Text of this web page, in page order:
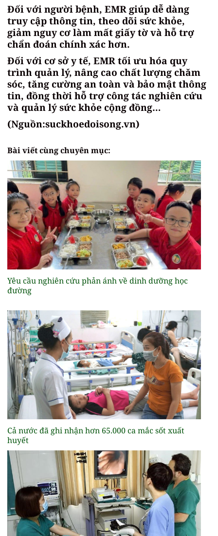
Đối với người bệnh, EMR giúp dễ dàng
truy cập thông tin, theo dõi sức khỏe,
giảm nguy cơ làm mất giấy tờ và hỗ trợ
chẩn đoán chính xác hơn.
Đối với cơ sở y tế, EMR tối ưu hóa quy
trình quản lý, nâng cao chất lượng chăm
sóc, tăng cường an toàn và bảo mật thông
tin, đồng thời hỗ trợ công tác nghiên cứu
và quản lý sức khỏe cộng đồng…
(Nguồn:suckhoedoisong.vn)
Bài viết cùng chuyên mục:
Yêu cầu nghiên cứu phản ánh về dinh dưỡng học
đường
Cả nước đã ghi nhận hơn 65.000 ca mắc sốt xuất
huyết